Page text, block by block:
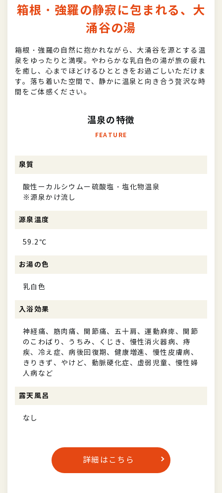
箱根・強羅の静寂に包まれる、大
涌谷の湯
箱根・強羅の自然に抱かれながら、大涌谷を源とする温
泉をゆったりと満喫。やわらかな乳白色の湯が旅の疲れ
を癒し、心までほどけるひとときをお過ごしいただけま
す。落ち着いた空間で、静かに温泉と向き合う贅沢な時
間をご体感ください。
温泉の特徴
FEATURE
泉質
酸性ーカルシウムー硫酸塩・塩化物温泉
※源泉かけ流し
源泉温度
59.2℃
お湯の色
乳白色
入浴効果
神経痛、筋肉痛、関節痛、五十肩、運動麻痺、関節
のこわばり、うちみ、くじき、慢性消火器病、痔
疾、冷え症、病後回復期、健康増進、慢性皮膚病、
きりきず、やけど、動脈硬化症、虚弱児童、慢性婦
人病など
露天風呂
なし
詳細はこちら